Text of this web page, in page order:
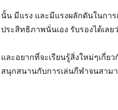
นั้น มีแรง และมีแรงผลักดันในการ
ประสิทธิภาพนั่นเอง รับรองได้เล
และอยากที่จะเรียนรู้สิ่งใหม่ๆเกี่
สนุกสนานกับการเล่นกีฬาจนสาม